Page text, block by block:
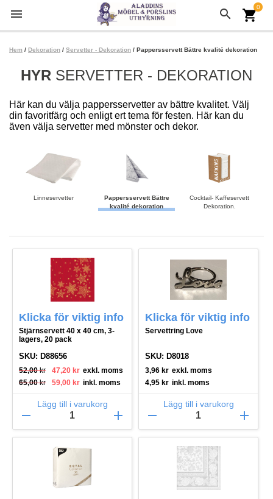
menu search 0
shopping_cart
Hem / Dekoration / Servetter - Dekoration / Pappersservett Bättre kvalité dekoration
HYR SERVETTER - DEKORATION
Här kan du välja pappersservetter av bättre kvalitet. Välj
din favoritfärg och enligt ert tema för festen. Här kan du
även välja servetter med mönster och dekor.
Linneservetter
Pappersservett Bättre
kvalité dekoration
Cocktail- Kaffeservett
Dekoration.
Klicka för viktig info
Stjärnservett 40 x 40 cm, 3-
lagers, 20 pack
SKU: D88656
52,00kr
Det ursprungliga priset var: 52,00 kr.
47,20 kr
Det nuvarande priset är: 47,20 kr.
exkl. moms
65,00kr
Det ursprungliga priset var: 65,00 kr.
59,00 kr
Det nuvarande priset är: 59,00 kr.
inkl. moms
Lägg till i varukorg
remove add
Klicka för viktig info
Servettring Love
SKU: D8018
3,96 kr exkl. moms
4,95 kr inkl. moms
Lägg till i varukorg
remove add